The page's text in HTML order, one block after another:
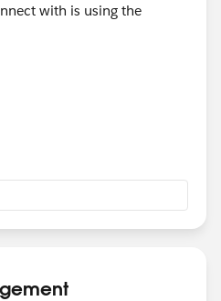
with is using the
you invite
in your org). There data can